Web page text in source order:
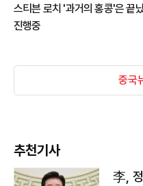
스티븐 로치 '과거의 홍콩'은 끝
진행중
중국
추천기사
李,